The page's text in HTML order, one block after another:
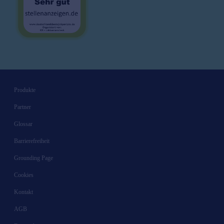
Produkte
Partner
Glossar
Barrierefreiheit
Grounding Page
Cookies
Kontakt
AGB